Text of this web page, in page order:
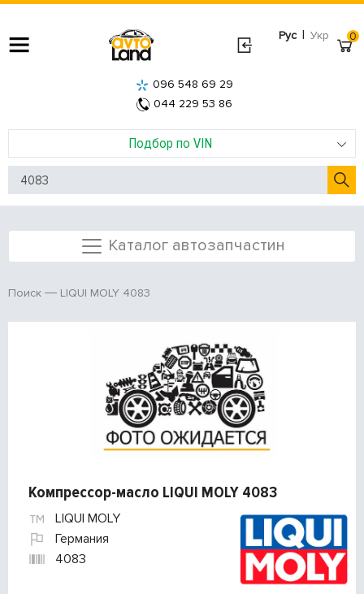
Рус | Укр
Подбор по VIN
096 548 69 29
044 229 53 86
0
Каталог автозапчастин
Поиск LIQUI MOLY 4083
Компрессор-масло LIQUI MOLY 4083
LIQUI MOLY
Германия
4083